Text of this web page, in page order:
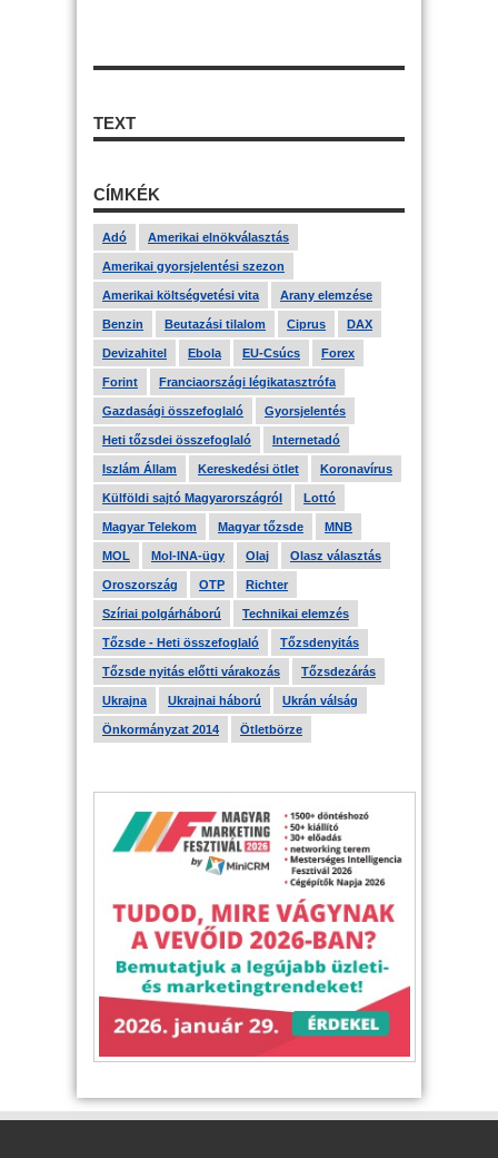
TEXT
CÍMKÉK
Adó Amerikai elnökválasztás
Amerikai gyorsjelentési szezon
Amerikai költségvetési vita Arany elemzése
Benzin Beutazási tilalom Ciprus DAX
Devizahitel Ebola EU-Csúcs Forex
Forint Franciaországi légikatasztrófa
Gazdasági összefoglaló Gyorsjelentés
Heti tőzsdei összefoglaló Internetadó
Iszlám Állam Kereskedési ötlet Koronavírus
Külföldi sajtó Magyarországról Lottó
Magyar Telekom Magyar tőzsde MNB
MOL Mol-INA-ügy Olaj Olasz választás
Oroszország OTP Richter
Szíriai polgárháború Technikai elemzés
Tőzsde - Heti összefoglaló Tőzsdenyitás
Tőzsde nyitás előtti várakozás Tőzsdezárás
Ukrajna Ukrajnai háború Ukrán válság
Önkormányzat 2014 Ötletbörze